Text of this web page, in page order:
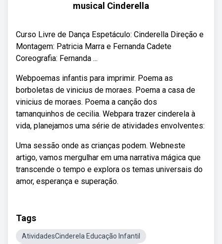
musical Cinderella
Curso Livre de Dança Espetáculo: Cinderella Direção e
Montagem: Patricia Marra e Fernanda Cadete
Coreografia: Fernanda ...
Webpoemas infantis para imprimir. Poema as
borboletas de vinicius de moraes. Poema a casa de
vinicius de moraes. Poema a canção dos
tamanquinhos de cecilia. Webpara trazer cinderela à
vida, planejamos uma série de atividades envolventes:
Uma sessão onde as crianças podem. Webneste
artigo, vamos mergulhar em uma narrativa mágica que
transcende o tempo e explora os temas universais do
amor, esperança e superação.
Tags
AtividadesCinderela Educação Infantil